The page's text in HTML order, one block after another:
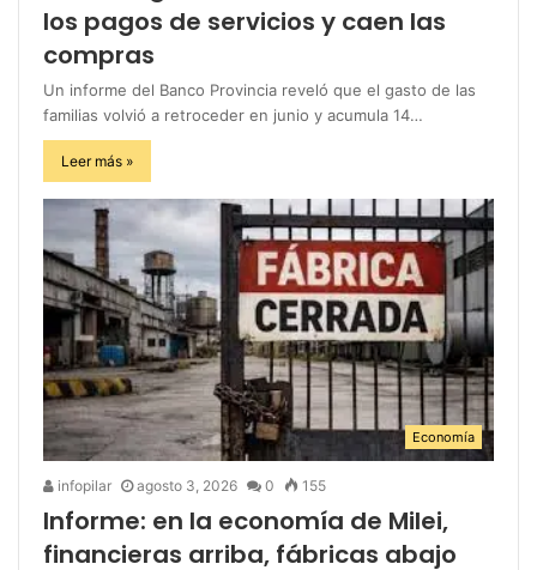
los pagos de servicios y caen las
compras
Un informe del Banco Provincia reveló que el gasto de las
familias volvió a retroceder en junio y acumula 14…
Leer más »
Economía
infopilar agosto 3, 2026 0 155
Informe: en la economía de Milei,
financieras arriba, fábricas abajo